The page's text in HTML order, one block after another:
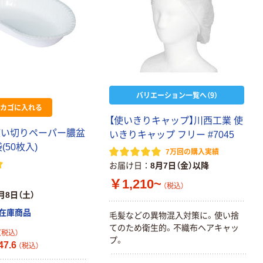
カゴに入れる
切りペーパー膿盆
枚入)
8日（土）
庫商品
税込）
（税込）
バリエーション一覧へ（9）
【使いきりキャップ】川西工業 使
いきりキャップ フリー #7045
7万回の購入実績
お届け日 8月7日（金）以降
￥1,210~ （税込）
毛髪などの異物混入対策に。使い捨
てのため衛生的。不織布ヘアキャッ
プ。